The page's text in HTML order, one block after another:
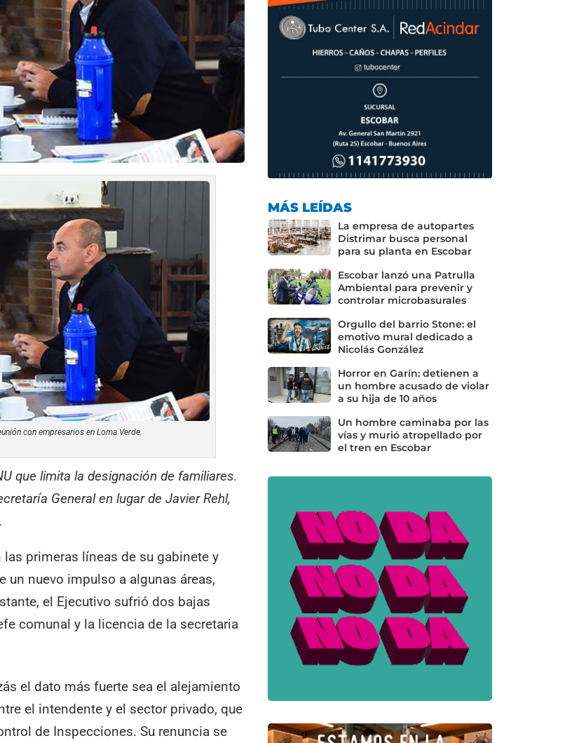
con empresarios en Loma Verde.
que limita la designación de familiares.
General en lugar de Javier Rehl,
primeras líneas de su gabinete y
un nuevo impulso a algunas áreas,
el Ejecutivo sufrió dos bajas
comunal y la licencia de la secretaria
el dato más fuerte sea el alejamiento
el intendente y el sector privado, que
de Inspecciones. Su renuncia se
MÁS LEÍDAS
La empresa de autopartes
Distrimar busca personal
para su planta en Escobar
Escobar lanzó una Patrulla
Ambiental para prevenir y
controlar microbasurales
Orgullo del barrio Stone: el
emotivo mural dedicado a
Nicolás González
Horror en Garín: detienen a
un hombre acusado de violar
a su hija de 10 años
Un hombre caminaba por las
vías y murió atropellado por
el tren en Escobar